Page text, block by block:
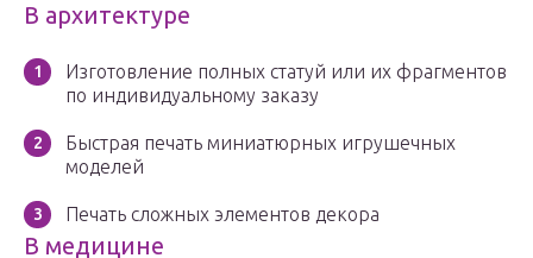
В архитектуре
Изготовление полных статуй или их фрагментов
по индивидуальному заказу
Быстрая печать миниатюрных игрушечных
моделей
Печать сложных элементов декора
В медицине